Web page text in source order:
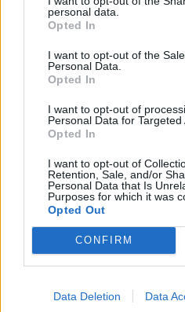
personal data.
Opted In
I want to opt-out of the
Personal Data.
Opted In
I want to opt-out of
Personal Data for Targeted
Opted In
I want to opt-out of
Retention, Sale, and/or
Personal Data that Is
Purposes for which it was
Opted Out
CONFIRM
Data Deletion Data
Gaminimas. Upėtakio filė
supjaustykite norimo dydžio
sudėkite citrinos
morkas, supilkite sultinį.